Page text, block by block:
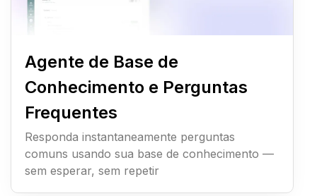
Agente de Base de
Conhecimento e Perguntas
Frequentes
Responda instantaneamente perguntas
comuns usando sua base de conhecimento —
sem esperar, sem repetir